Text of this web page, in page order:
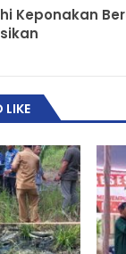
Keponakan
LIKE